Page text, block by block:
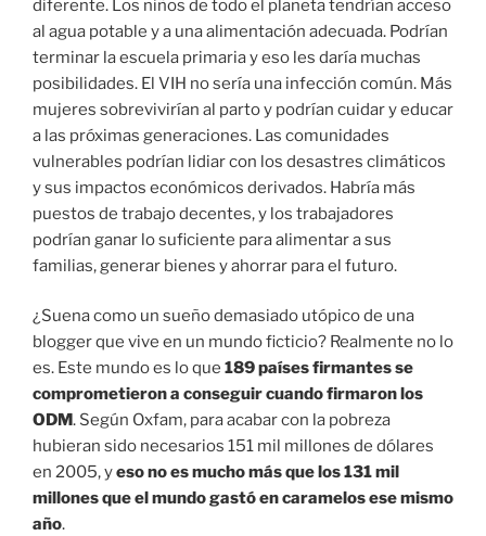
diferente. Los niños de todo el planeta tendrían acceso
al agua potable y a una alimentación adecuada. Podrían
terminar la escuela primaria y eso les daría muchas
posibilidades. El VIH no sería una infección común. Más
mujeres sobrevivirían al parto y podrían cuidar y educar
a las próximas generaciones. Las comunidades
vulnerables podrían lidiar con los desastres climáticos
y sus impactos económicos derivados. Habría más
puestos de trabajo decentes, y los trabajadores
podrían ganar lo suficiente para alimentar a sus
familias, generar bienes y ahorrar para el futuro.
¿Suena como un sueño demasiado utópico de una
blogger que vive en un mundo ficticio? Realmente no lo
es. Este mundo es lo que 189 países firmantes se
comprometieron a conseguir cuando firmaron los
ODM. Según Oxfam, para acabar con la pobreza
hubieran sido necesarios 151 mil millones de dólares
en 2005, yeso no es mucho más que los 131 mil
millones que el mundo gastó en caramelos ese mismo
año.